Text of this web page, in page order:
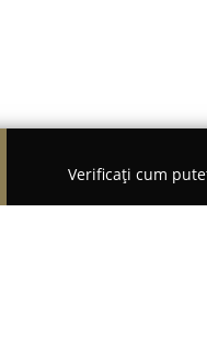
Verificați cum